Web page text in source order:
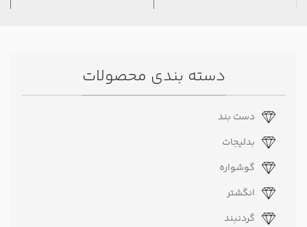
دسته بندی محصولات
دست بند
بدلیجات
گوشواره
انگشتر
گردنبند